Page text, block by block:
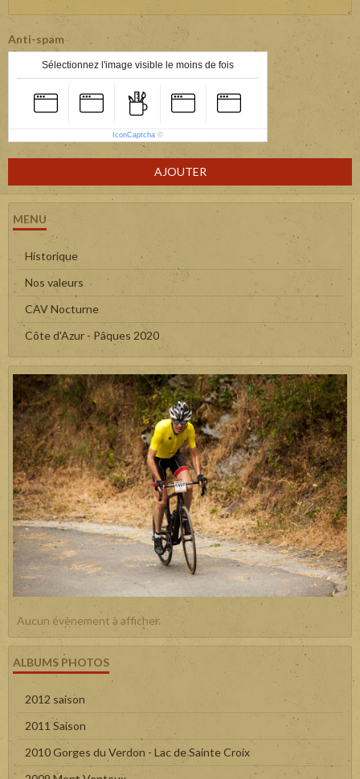
Anti-spam
Sélectionnez l'image visible le moins de fois
IconCaptcha ©
AJOUTER
MENU
Historique
Nos valeurs
CAV Nocturne
Côte d'Azur - Pâques 2020
Aucun évènement à afficher.
ALBUMS PHOTOS
2012 saison
2011 Saison
2010 Gorges du Verdon - Lac de Sainte Croix